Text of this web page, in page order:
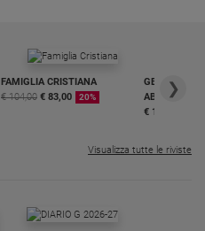
FAMIGLIA CRISTIANA
€ 104,00 € 83,00 20%
GBABY
€ 16,99
❯
Visualizza tutte le riviste